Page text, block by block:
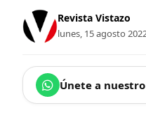
Revista Vistazo
lunes, 15 agosto
Únete a